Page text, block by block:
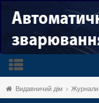
Видавничий дім Журнали